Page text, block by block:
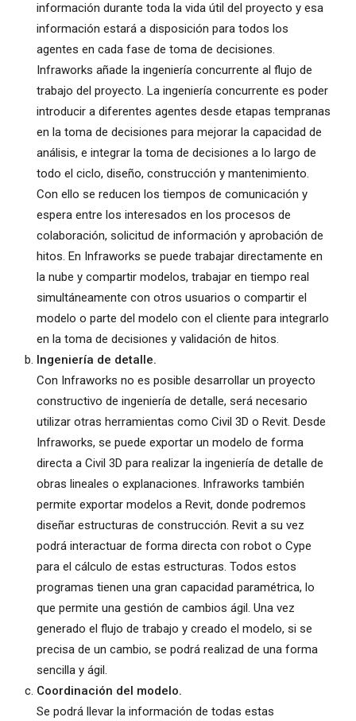
información durante toda la vida útil del proyecto y esa
información estará a disposición para todos los
agentes en cada fase de toma de decisiones.
Infraworks añade la ingeniería concurrente al flujo de
trabajo del proyecto. La ingeniería concurrente es poder
introducir a diferentes agentes desde etapas tempranas
en la toma de decisiones para mejorar la capacidad de
análisis, e integrar la toma de decisiones a lo largo de
todo el ciclo, diseño, construcción y mantenimiento.
Con ello se reducen los tiempos de comunicación y
espera entre los interesados en los procesos de
colaboración, solicitud de información y aprobación de
hitos. En Infraworks se puede trabajar directamente en
la nube y compartir modelos, trabajar en tiempo real
simultáneamente con otros usuarios o compartir el
modelo o parte del modelo con el cliente para integrarlo
en la toma de decisiones y validación de hitos.
Ingeniería de detalle.
Con Infraworks no es posible desarrollar un proyecto
constructivo de ingeniería de detalle, será necesario
utilizar otras herramientas como Civil 3D o Revit. Desde
Infraworks, se puede exportar un modelo de forma
directa a Civil 3D para realizar la ingeniería de detalle de
obras lineales o explanaciones. Infraworks también
permite exportar modelos a Revit, donde podremos
diseñar estructuras de construcción. Revit a su vez
podrá interactuar de forma directa con robot o Cype
para el cálculo de estas estructuras. Todos estos
programas tienen una gran capacidad paramétrica, lo
que permite una gestión de cambios ágil. Una vez
generado el flujo de trabajo y creado el modelo, si se
precisa de un cambio, se podrá realizad de una forma
sencilla y ágil.
Coordinación del modelo.
Se podrá llevar la información de todas estas